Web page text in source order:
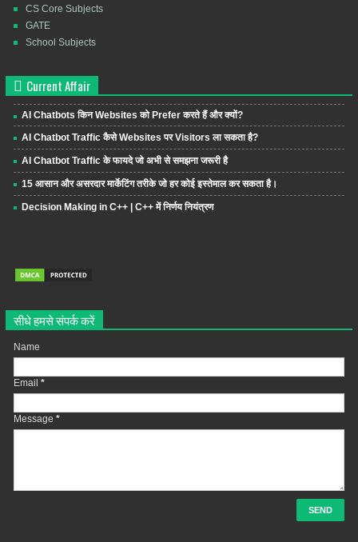
CS Core Subjects
GATE
School Subjects
Current Affair
AI Chatbots किन Websites को Prefer करते हैं और क्यों?
AI Chatbot Traffic कैसे Websites पर Visitors ला सकता है?
AI Chatbot Traffic के फायदे जो अभी से समझना जरूरी है
15 आसान और असरदार मार्केटिंग तरीके जो हर कोई इस्तेमाल कर सकता है।
Decision Making in C++ | C++ में निर्णय नियंत्रण
सीधे हमसे संपर्क करें
Name
Email *
Message *